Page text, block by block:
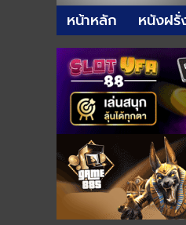
หน้าหลัก หนังฝรั่